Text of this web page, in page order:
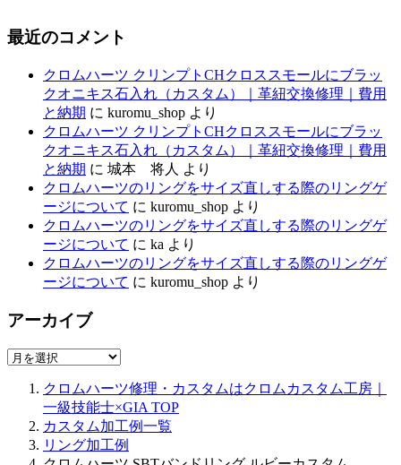
最近のコメント
クロムハーツ クリンプトCHクロススモールにブラッ
クオニキス石入れ（カスタム）｜革紐交換修理｜費用
と納期 に kuromu_shop より
クロムハーツ クリンプトCHクロススモールにブラッ
クオニキス石入れ（カスタム）｜革紐交換修理｜費用
と納期 に 城本 将人 より
クロムハーツのリングをサイズ直しする際のリングゲ
ージについて に kuromu_shop より
クロムハーツのリングをサイズ直しする際のリングゲ
ージについて に ka より
クロムハーツのリングをサイズ直しする際のリングゲ
ージについて に kuromu_shop より
アーカイブ
ア
クロムハーツ修理・カスタムはクロムカスタム工房｜
一級技能士×GIA TOP
カスタム加工例一覧
リング加工例